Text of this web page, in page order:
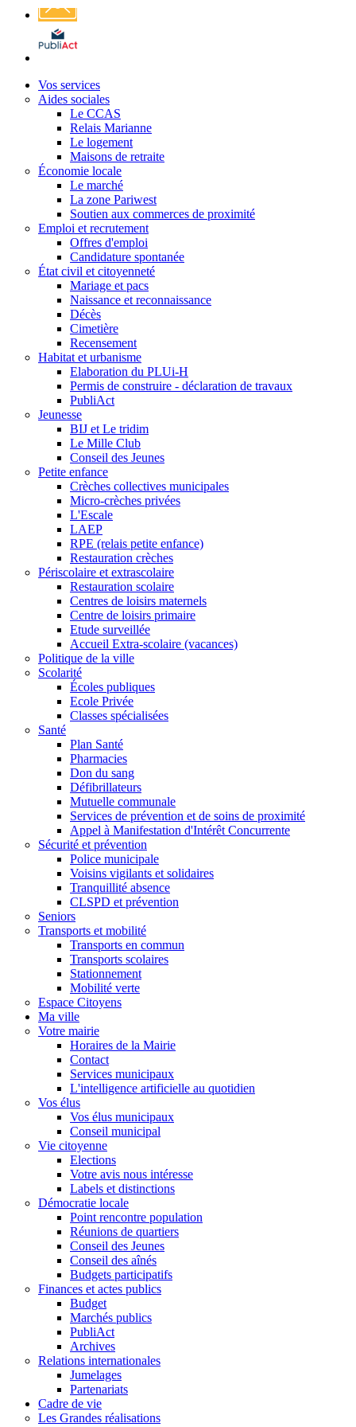
Affichage
légal
Vos services
Aides sociales
Le CCAS
Relais Marianne
Le logement
Maisons de retraite
Économie locale
Le marché
La zone Pariwest
Soutien aux commerces de proximité
Emploi et recrutement
Offres d'emploi
Candidature spontanée
État civil et citoyenneté
Mariage et pacs
Naissance et reconnaissance
Décès
Cimetière
Recensement
Habitat et urbanisme
Elaboration du PLUi-H
Permis de construire - déclaration de travaux
PubliAct
Jeunesse
BIJ et Le tridim
Le Mille Club
Conseil des Jeunes
Petite enfance
Crèches collectives municipales
Micro-crèches privées
L'Escale
LAEP
RPE (relais petite enfance)
Restauration crèches
Périscolaire et extrascolaire
Restauration scolaire
Centres de loisirs maternels
Centre de loisirs primaire
Etude surveillée
Accueil Extra-scolaire (vacances)
Politique de la ville
Scolarité
Écoles publiques
Ecole Privée
Classes spécialisées
Santé
Plan Santé
Pharmacies
Don du sang
Défibrillateurs
Mutuelle communale
Services de prévention et de soins de proximité
Appel à Manifestation d'Intérêt Concurrente
Sécurité et prévention
Police municipale
Voisins vigilants et solidaires
Tranquillité absence
CLSPD et prévention
Seniors
Transports et mobilité
Transports en commun
Transports scolaires
Stationnement
Mobilité verte
Espace Citoyens
Ma ville
Votre mairie
Horaires de la Mairie
Contact
Services municipaux
L'intelligence artificielle au quotidien
Vos élus
Vos élus municipaux
Conseil municipal
Vie citoyenne
Elections
Votre avis nous intéresse
Labels et distinctions
Démocratie locale
Point rencontre population
Réunions de quartiers
Conseil des Jeunes
Conseil des aînés
Budgets participatifs
Finances et actes publics
Budget
Marchés publics
PubliAct
Archives
Relations internationales
Jumelages
Partenariats
Cadre de vie
Les Grandes réalisations